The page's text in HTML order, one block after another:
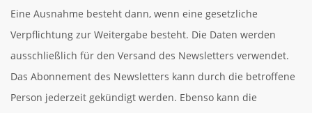
Eine Ausnahme besteht dann, wenn eine gesetzliche
Verpflichtung zur Weitergabe besteht. Die Daten werden
ausschließlich für den Versand des Newsletters verwendet.
Das Abonnement des Newsletters kann durch die betroffene
Person jederzeit gekündigt werden. Ebenso kann die